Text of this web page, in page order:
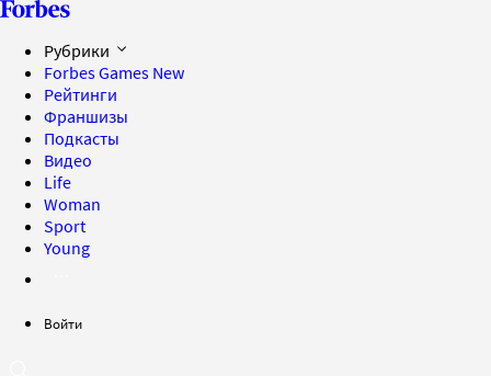
Рубрики
Forbes Games New
Рейтинги
Франшизы
Подкасты
Видео
Life
Woman
Sport
Young
Войти